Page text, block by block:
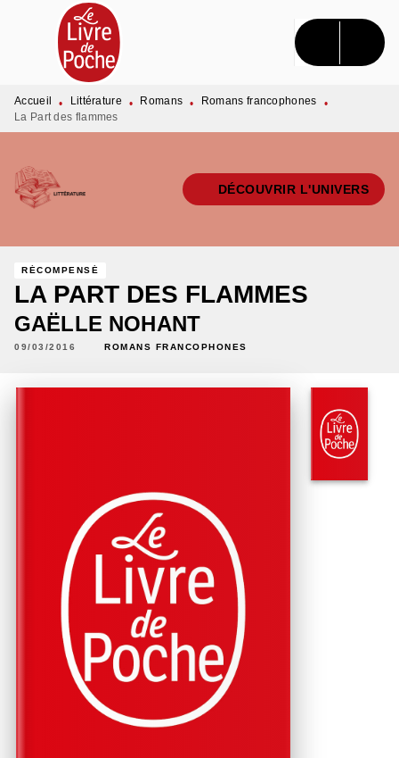
MENU RECHERCHE CONTENU
PIED DE PAGE
Accueil • Littérature • Romans • Romans francophones
•
La Part des flammes
DÉCOUVRIR L'UNIVERS
RÉCOMPENSÉ
LA PART DES FLAMMES
GAËLLE NOHANT
09/03/2016 ROMANS FRANCOPHONES